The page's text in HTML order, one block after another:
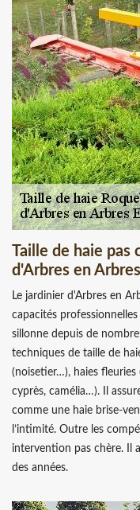
Taille de haie pas
d'Arbres en
Le jardinier d'Arbres en
capacités
sillonne depuis de
techniques de taille de
(noisetier…), haies fleuries
cyprès, camélia…). Il
comme une haie brise-
l’intimité. Outre les
intervention pas chère. Il
des années.